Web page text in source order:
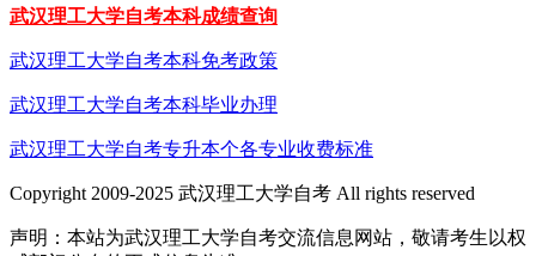
武汉理工大学自考本科成绩查询
武汉理工大学自考本科免考政策
武汉理工大学自考本科毕业办理
武汉理工大学自考专升本个各专业收费标准
Copyright 2009-2025 武汉理工大学自考 All rights reserved
声明：本站为武汉理工大学自考交流信息网站，敬请考生以权